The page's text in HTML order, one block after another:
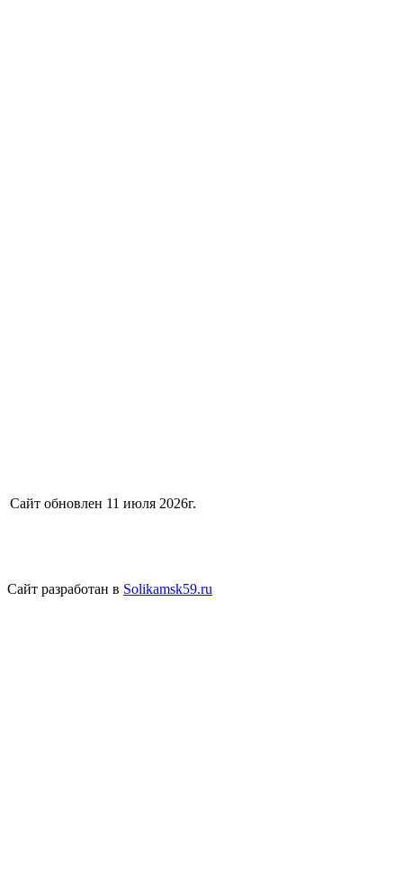
Сайт обновлен 11 июля 2026г.
Сайт разработан в Solikamsk59.ru